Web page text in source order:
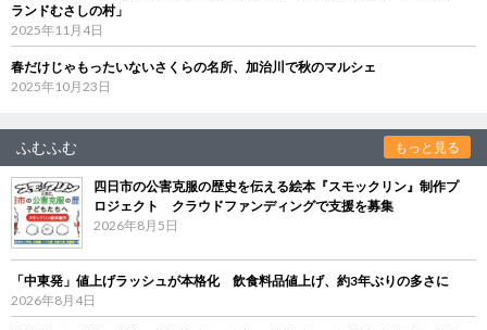
ランドむさしの村」
2025年11月4日
春だけじゃもったいないさくらの名所、加治川で秋のマルシェ
2025年10月23日
ふむふむ もっと見る
四日市の公害克服の歴史を伝える絵本『スモックリン』制作プ
ロジェクト クラウドファンディングで支援を募集
2026年8月5日
「中東発」値上げラッシュが本格化 飲食料品値上げ、約3年ぶりの多さに
2026年8月4日